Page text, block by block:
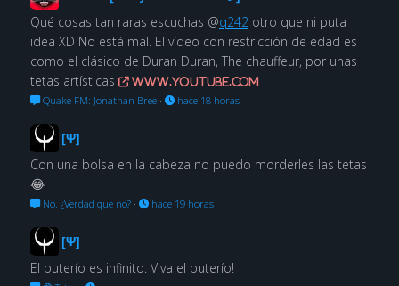
Qué cosas tan raras escuchas @q242 otro que ni puta
idea XD No está mal. El vídeo con restricción de edad es
como el clásico de Duran Duran, The chauffeur, por unas
tetas artísticas
www.youtube.com
Quake FM: Jonathan Bree· hace 18 horas
[Ψ]
Con una bolsa en la cabeza no puedo morderles las tetas
😂
No. ¿Verdad que no?· hace 19 horas
[Ψ]
El puterío es infinito. Viva el puterío!